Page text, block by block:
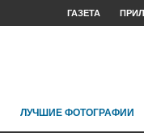
ГАЗЕТА
ЛУЧШИЕ ФОТОГРАФИИ